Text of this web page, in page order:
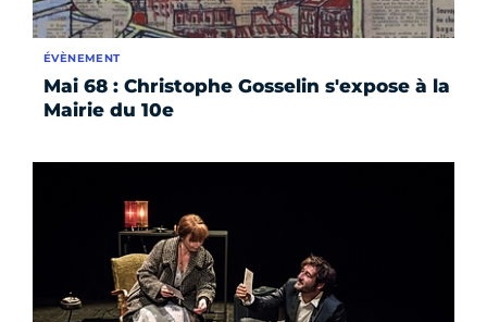
Mai 68 : Christophe Gosselin s'expose à la
Mairie du 10e
ÉVÈNEMENT